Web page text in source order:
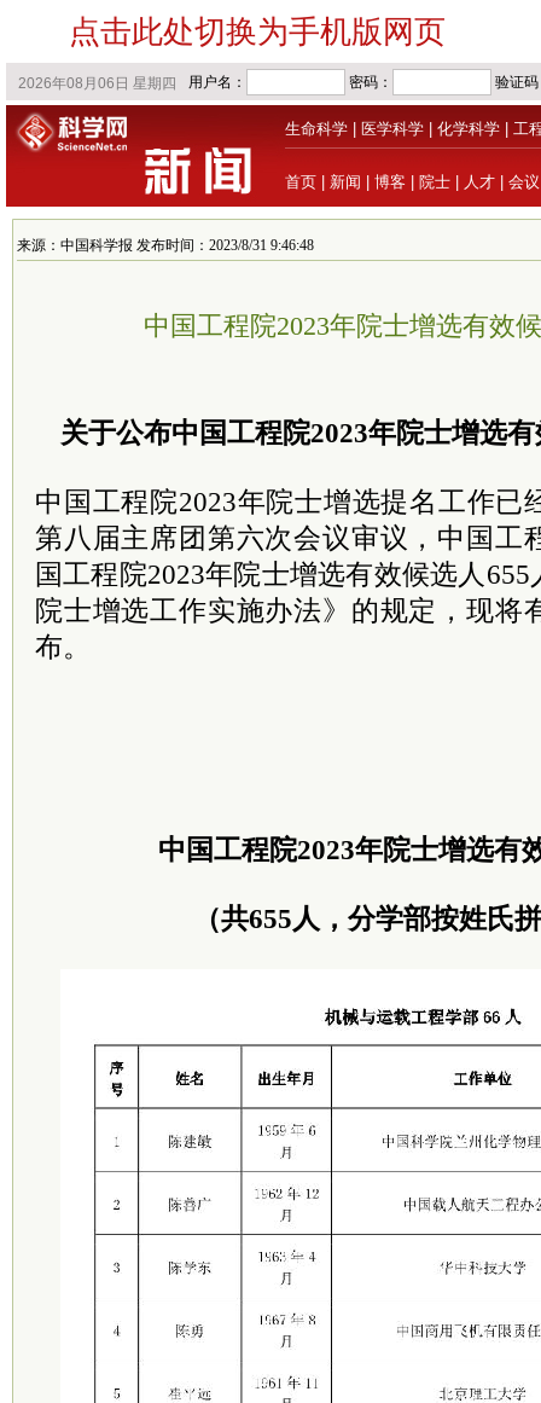
点击此处切换为手机版网页
生命科学 医学科学 化学科学 工
首页 新闻 博客 院士 人才 会议
来源：中国科学报 发布时间：2023/8/31 9:46:48
中国工程院2023年院士增选有效
关于公布中国工程院2023年院士增选
中国工程院2023年院士增选提名工作已
第八届主席团第六次会议审议，中国工
国工程院2023年院士增选有效候选人
院士增选工作实施办法》的规定，现将
布。
中国工程院2023年院士增选有
（共655人，分学部按姓氏